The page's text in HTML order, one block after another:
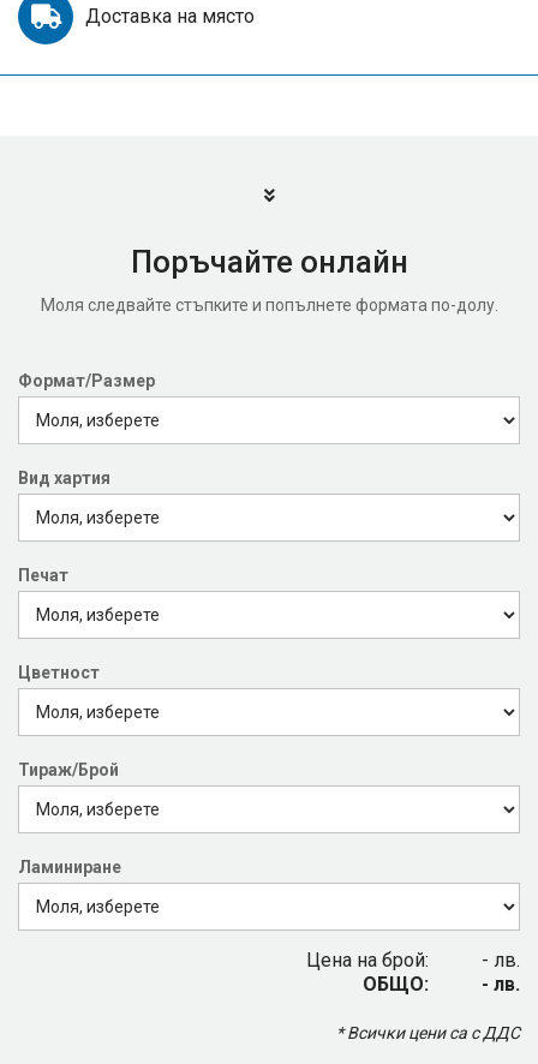
Доставка на място
Поръчайте онлайн
Моля следвайте стъпките и попълнете формата по-долу.
Формат/Размер
Вид хартия
Печат
Цветност
Тираж/Брой
Ламиниране
Цена на брой:
- лв.
ОБЩО:
- лв.
* Всички цени са с ДДС